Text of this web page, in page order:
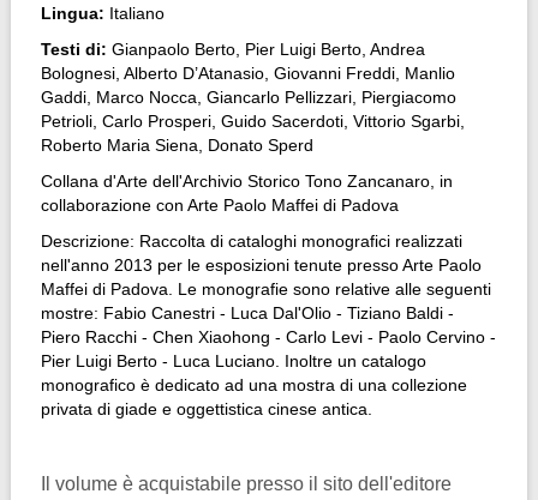
Lingua: Italiano
Testi di: Gianpaolo Berto, Pier Luigi Berto, Andrea
Bolognesi, Alberto D’Atanasio, Giovanni Freddi, Manlio
Gaddi, Marco Nocca, Giancarlo Pellizzari, Piergiacomo
Petrioli, Carlo Prosperi, Guido Sacerdoti, Vittorio Sgarbi,
Roberto Maria Siena, Donato Sperd
Collana d'Arte dell'Archivio Storico Tono Zancanaro, in
collaborazione con Arte Paolo Maffei di Padova
Descrizione: Raccolta di cataloghi monografici realizzati
nell'anno 2013 per le esposizioni tenute presso Arte Paolo
Maffei di Padova. Le monografie sono relative alle seguenti
mostre: Fabio Canestri - Luca Dal'Olio - Tiziano Baldi -
Piero Racchi - Chen Xiaohong - Carlo Levi - Paolo Cervino -
Pier Luigi Berto - Luca Luciano. Inoltre un catalogo
monografico è dedicato ad una mostra di una collezione
privata di giade e oggettistica cinese antica.
Il volume è acquistabile presso il sito dell'editore